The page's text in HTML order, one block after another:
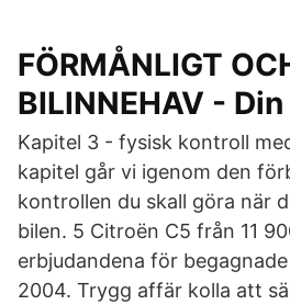
FÖRMÅNLIGT
BILINNEHAV -
Kapitel 3 - fysisk kontroll
kapitel går vi igenom den
kontrollen du skall göra när
bilen. 5 Citroën C5 från 11
erbjudandena för
2004. Trygg affär kolla att